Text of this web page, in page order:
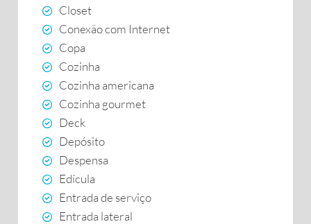
Closet
Conexão com Internet
Copa
Cozinha
Cozinha americana
Cozinha gourmet
Deck
Depósito
Despensa
Edícula
Entrada de serviço
Entrada lateral